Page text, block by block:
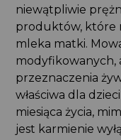
niewątpliwie
produktów, które
mleka matki.
modyfikowanych,
przeznaczenia
właściwa dla
miesiąca życia,
jest karmienie